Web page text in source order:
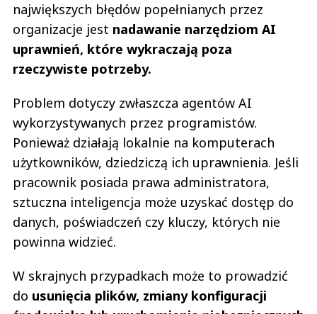
największych błędów popełnianych przez
organizacje jest nadawanie narzędziom AI
uprawnień, które wykraczają poza
rzeczywiste potrzeby.
Problem dotyczy zwłaszcza agentów AI
wykorzystywanych przez programistów.
Ponieważ działają lokalnie na komputerach
użytkowników, dziedziczą ich uprawnienia. Jeśli
pracownik posiada prawa administratora,
sztuczna inteligencja może uzyskać dostęp do
danych, poświadczeń czy kluczy, których nie
powinna widzieć.
W skrajnych przypadkach może to prowadzić
do usunięcia plików, zmiany konfiguracji